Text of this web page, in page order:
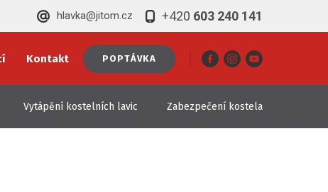
hlavka@jitom.cz +420 603 240 141
Kontakt POPTÁVKA
Vytápění kostelních lavic Zabezpečení kostela